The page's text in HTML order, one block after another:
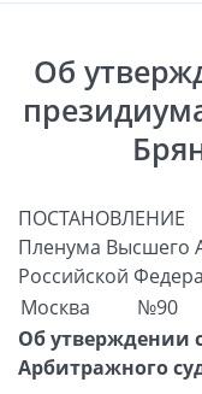
Об
ПОСТАНОВЛЕНИЕ
Пленума Высшего
Российской
Москва
№90
Об утверждении
Арбитражного